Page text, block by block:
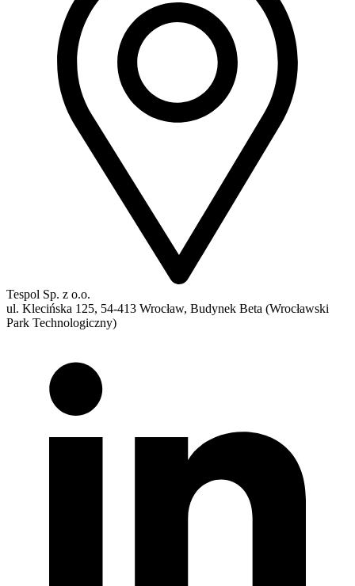
Tespol Sp. z o.o.
ul. Klecińska 125, 54-413 Wrocław, Budynek Beta (Wrocławski
Park Technologiczny)